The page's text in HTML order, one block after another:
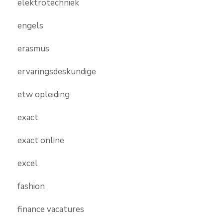
elektrotechniek
engels
erasmus
ervaringsdeskundige
etw opleiding
exact
exact online
excel
fashion
finance vacatures